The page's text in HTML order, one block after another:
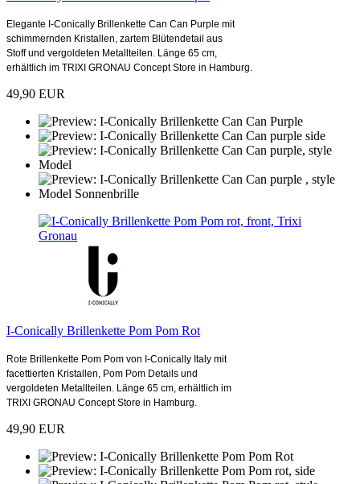
Elegante I-Conically Brillenkette Can Can Purple mit
schimmernden Kristallen, zartem Blütendetail aus
Stoff und vergoldeten Metallteilen. Länge 65 cm,
erhältlich im TRIXI GRONAU Concept Store in Hamburg.
49,90 EUR
I-Conically Brillenkette Pom Pom Rot
Rote Brillenkette Pom Pom von I-Conically Italy mit
facettierten Kristallen, Pom Pom Details und
vergoldeten Metallteilen. Länge 65 cm, erhältlich im
TRIXI GRONAU Concept Store in Hamburg.
49,90 EUR